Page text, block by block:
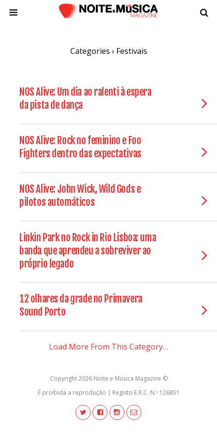
Categories › Festivais
NOS Alive: Um dia ao ralenti à espera
da pista de dança
NOS Alive: Rock no feminino e Foo
Fighters dentro das expectativas
NOS Alive: John Wick, Wild Gods e
pilotos automáticos
Linkin Park no Rock in Rio Lisboa: uma
banda que aprendeu a sobreviver ao
próprio legado
12 olhares da grade no Primavera
Sound Porto
Load More From This Category…
Copyright 2026 Noite e Música Magazine ©
É proibida a reprodução | Registo E.R.C. N.º 126851